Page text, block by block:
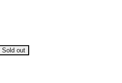
Sold out